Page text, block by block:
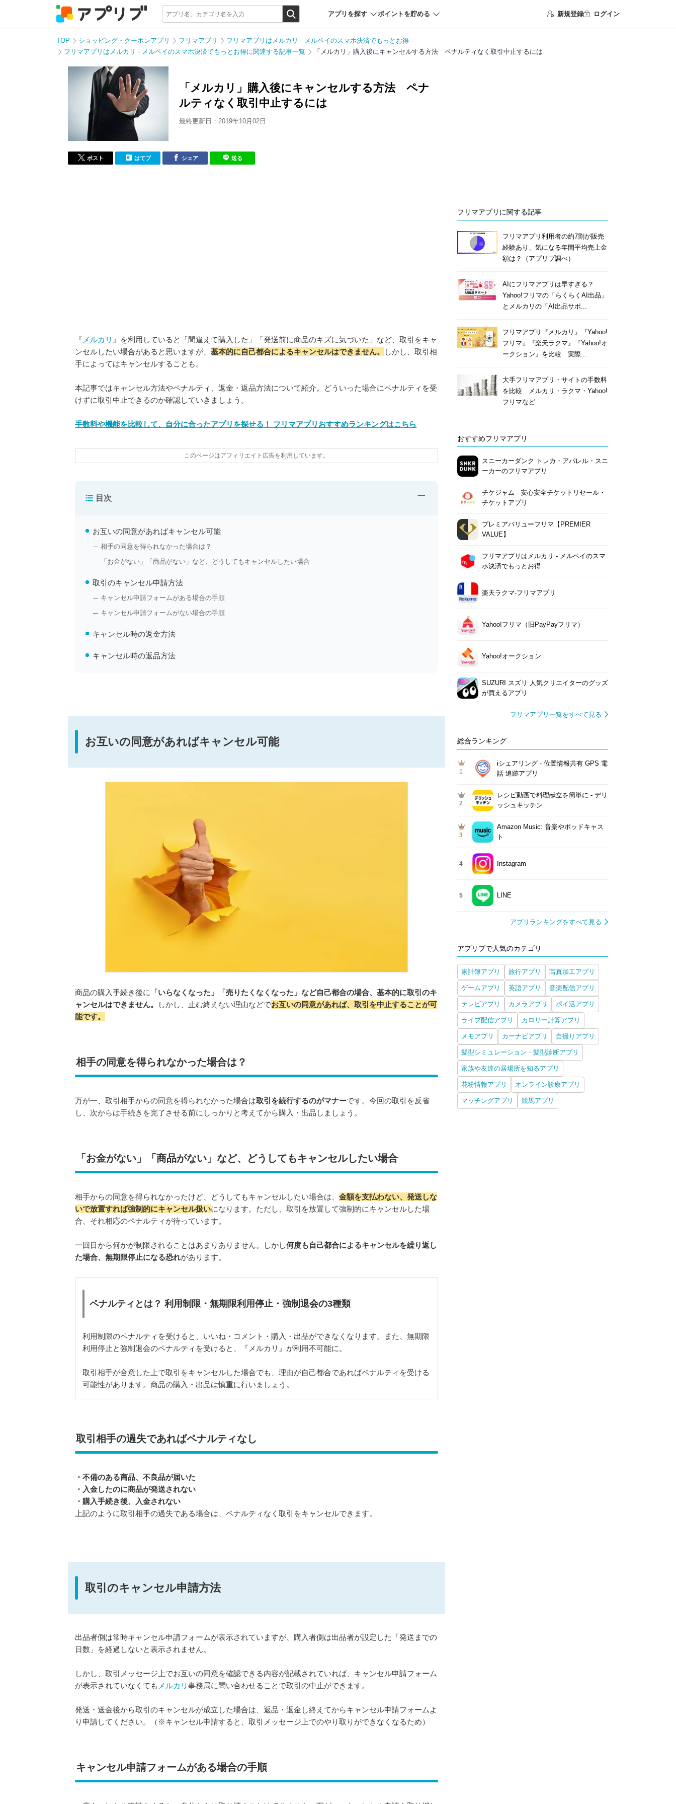
アプリを探す ポイントを貯める 新規登録 ログイン
TOP ショッピング・クーポンアプリ フリマアプリ
フリマアプリはメルカリ - メルペイのスマホ決済でもっとお得
フリマアプリはメルカリ - メルペイのスマホ決済でもっとお得に関連する記事一覧
「メルカリ」購入後にキャンセルする方法 ペナルティなく取引中止するには
「メルカリ」購入後にキャンセルする方法 ペナ
ルティなく取引中止するには
最終更新日：2019年10月02日
ポスト はてブ シェア 送る
『 メルカリ 』を利用していると「間違えて購入した」「発送前に商品のキズに気づいた」など、取引をキャ
ンセルしたい場合があると思いますが、基本的に自己都合によるキャンセルはできません。
しかし、取引相
手によってはキャンセルすることも。
本記事ではキャンセル方法やペナルティ、返金・返品方法について紹介。どういった場合にペナルティを受
けずに取引中止できるのか確認していきましょう。
手数料や機能を比較して、自分に合ったアプリを探せる！ フリマアプリおすすめランキングはこちら
このページはアフィリエイト広告を利用しています。
目次 −
お互いの同意があればキャンセル可能
相手の同意を得られなかった場合は？
「お金がない」「商品がない」など、どうしてもキャンセルしたい場合
取引のキャンセル申請方法
キャンセル申請フォームがある場合の手順
キャンセル申請フォームがない場合の手順
キャンセル時の返金方法
キャンセル時の返品方法
お互いの同意があればキャンセル可能
商品の購入手続き後に
「いらなくなった」「売りたくなくなった」など自己都合の場合、基本的に取引のキ
ャンセルはできません。
しかし、止む終えない理由などでお互いの同意があれば、取引を中止することが可
能です。
相手の同意を得られなかった場合は？
万が一、取引相手からの同意を得られなかった場合は取引を続行するのがマナーです。今回の取引を反省
し、次からは手続きを完了させる前にしっかりと考えてから購入・出品しましょう。
「お金がない」「商品がない」など、どうしてもキャンセルしたい場合
相手からの同意を得られなかったけど、どうしてもキャンセルしたい場合は、金額を支払わない、発送しな
いで放置すれば強制的にキャンセル扱いになります。ただし、取引を放置して強制的にキャンセルした場
合、それ相応のペナルティが待っています。
一回目から何かが制限されることはあまりありません。しかし何度も自己都合によるキャンセルを繰り返し
た場合、無期限停止になる恐れがあります。
ペナルティとは？ 利用制限・無期限利用停止・強制退会の3種類
利用制限のペナルティを受けると、いいね・コメント・購入・出品ができなくなります。また、無期限
利用停止と強制退会のペナルティを受けると、『メルカリ』が利用不可能に。
取引相手が合意した上で取引をキャンセルした場合でも、理由が自己都合であればペナルティを受ける
可能性があります。商品の購入・出品は慎重に行いましょう。
取引相手の過失であればペナルティなし
・不備のある商品、不良品が届いた
・入金したのに商品が発送されない
・購入手続き後、入金されない
上記のように取引相手の過失である場合は、ペナルティなく取引をキャンセルできます。
取引のキャンセル申請方法
出品者側は常時キャンセル申請フォームが表示されていますが、購入者側は出品者が設定した「発送までの
日数」を経過しないと表示されません。
しかし、取引メッセージ上でお互いの同意を確認できる内容が記載されていれば、キャンセル申請フォーム
が表示されていなくても メルカリ事務局に問い合わせることで取引の中止ができます。
発送・送金後から取引のキャンセルが成立した場合は、返品・返金し終えてからキャンセル申請フォームよ
り申請してください。（※キャンセル申請すると、取引メッセージ上でのやり取りができなくなるため）
キャンセル申請フォームがある場合の手順
フリマアプリに関する記事
フリマアプリ利用者の約7割が販売
経験あり、気になる年間平均売上金
額は？（アプリブ調べ）
AIにフリマアプリは早すぎる？
Yahoo!フリマの「らくらくAI出品」
とメルカリの「AI出品サポ...
フリマアプリ『メルカリ』『Yahoo!
フリマ』『楽天ラクマ』『Yahoo!オ
ークション』を比較 実際...
大手フリマアプリ・サイトの手数料
を比較 メルカリ・ラクマ・Yahoo!
フリマなど
おすすめフリマアプリ
スニーカーダンク トレカ・アパレル・スニ
ーカーのフリマアプリ
チケジャム - 安心安全チケットリセール・
チケットアプリ
プレミアバリューフリマ【PREMIER
VALUE】
フリマアプリはメルカリ - メルペイのスマ
ホ決済でもっとお得
楽天ラクマ-フリマアプリ
Yahoo!フリマ（旧PayPayフリマ）
Yahoo!オークション
SUZURI スズリ 人気クリエイターのグッズ
が買えるアプリ
フリマアプリ一覧をすべて見る
総合ランキング
1
iシェアリング - 位置情報共有 GPS 電
話 追跡アプリ
2
レシピ動画で料理献立を簡単‪に - デリ
ッシュキッチン
3
Amazon Music: 音楽やポッドキャス
ト
4 Instagram
5 LINE
アプリランキングをすべて見る
アプリブで人気のカテゴリ
家計簿アプリ 旅行アプリ 写真加工アプリ
ゲームアプリ 英語アプリ 音楽配信アプリ
テレビアプリ カメラアプリ ポイ活アプリ
ライブ配信アプリ カロリー計算アプリ
メモアプリ カーナビアプリ 自撮りアプリ
髪型シミュレーション・髪型診断アプリ
家族や友達の居場所を知るアプリ
花粉情報アプリ オンライン診療アプリ
マッチングアプリ 競馬アプリ